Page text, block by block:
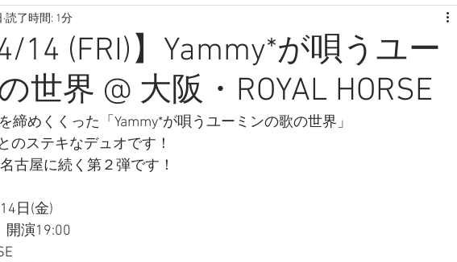
14 (FRI)】Yammy*が唄うユー
世界 @ 大阪・ROYAL HORSE
読了時間: 1分
締めくくった「Yammy*が唄うユーミンの歌の世界」
のステキなデュオです！
古屋に続く第２弾です！
日(金)
19:00